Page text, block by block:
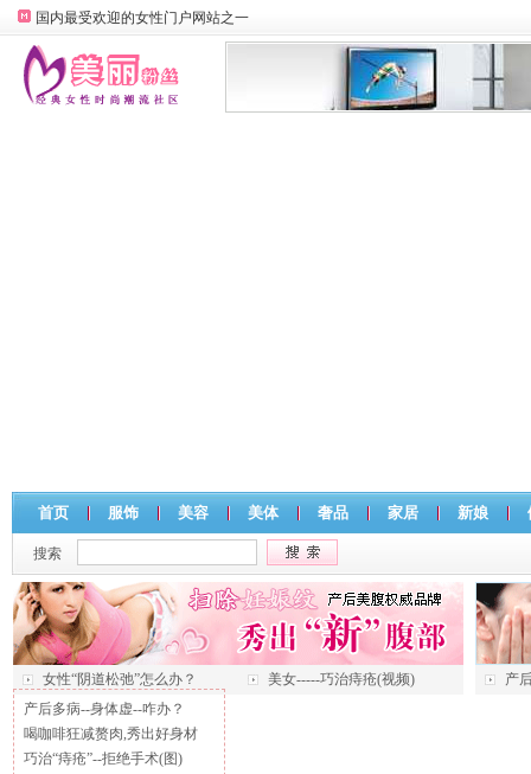
国内最受欢迎的女性门户网站之一
首页 服饰 美容 美体 奢品 家居 新娘
搜索
女性“阴道松弛”怎么办？ 美女-----巧治痔疮(视频)
产
产后多病--身体虚--咋办？
喝咖啡狂减赘肉,秀出好身材
巧治“痔疮”--拒绝手术(图)